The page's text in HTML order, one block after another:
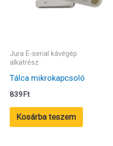
Jura E-serial kávégép
alkatrész
Tálca mikrokapcsoló
839Ft
Kosárba teszem